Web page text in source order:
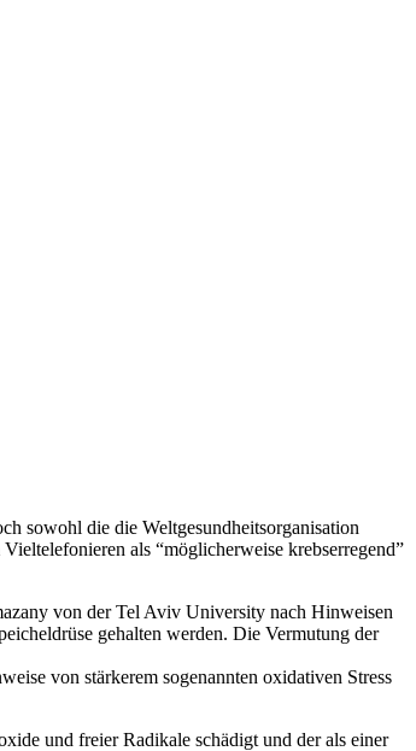
sowohl die die Weltgesundheitsorganisation
als “möglicherweise krebserregend”
von der Tel Aviv University nach Hinweisen
gehalten werden. Die Vermutung der
von stärkerem sogenannten oxidativen Stress
und freier Radikale schädigt und der als einer